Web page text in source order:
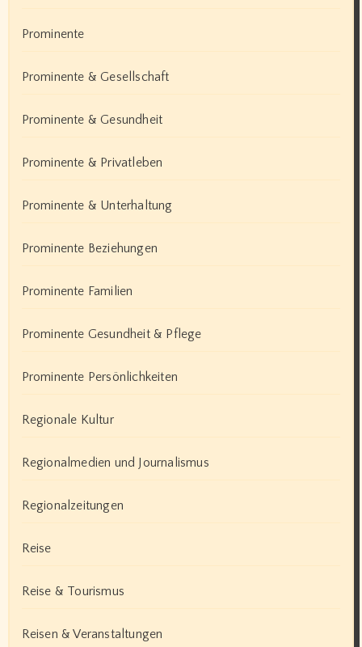
Prominente
Prominente & Gesellschaft
Prominente & Gesundheit
Prominente & Privatleben
Prominente & Unterhaltung
Prominente Beziehungen
Prominente Familien
Prominente Gesundheit & Pflege
Prominente Persönlichkeiten
Regionale Kultur
Regionalmedien und Journalismus
Regionalzeitungen
Reise
Reise & Tourismus
Reisen & Veranstaltungen